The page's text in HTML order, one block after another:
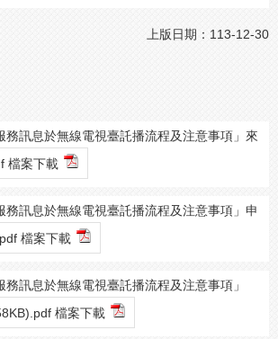
上版日期：113-12-30
務訊息於無線電視臺託播流程及注意事項」來
檔案下載
務訊息於無線電視臺託播流程及注意事項」申
檔案下載
訊息於無線電視臺託播流程及注意事項」
檔案下載